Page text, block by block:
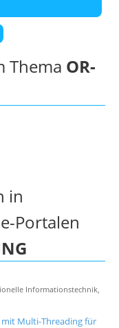
Thema OR-
in
Portalen
Informationstechnik,
mit Multi-Threading für